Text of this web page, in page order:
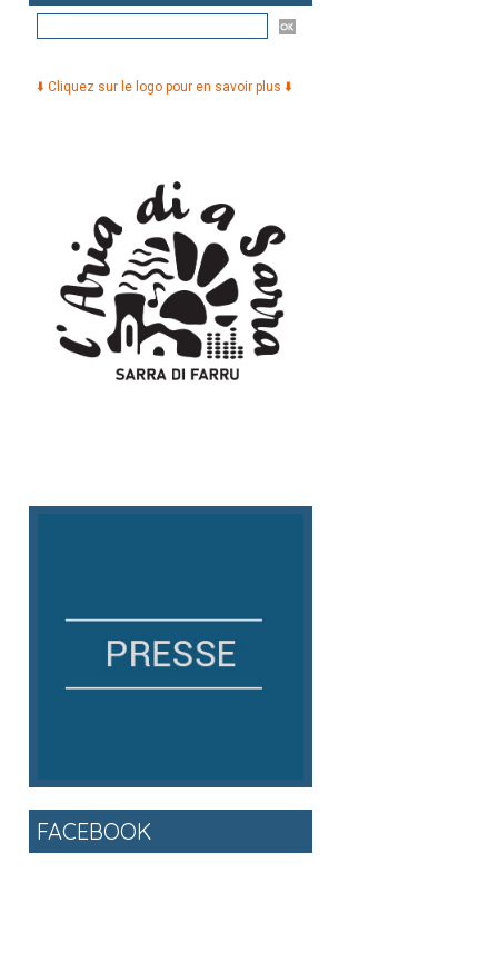
⬇️ Cliquez sur le logo pour en savoir plus ⬇️
FACEBOOK